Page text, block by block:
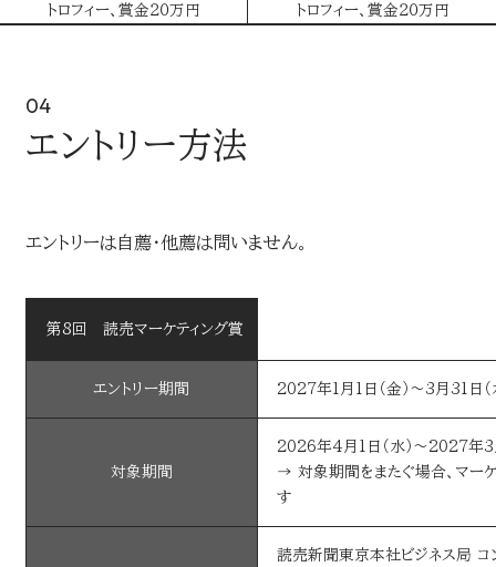
トロフィー、賞金２０万円 トロフィー、賞金２０万円
04
エントリー方法
エントリーは自薦・他薦は問いません。
第8回 読売マーケティング賞
エントリー期間 2027年1月1日（金）～3月31日（
対象期間
2026年4月1日（水）～2027年3
→ 対象期間をまたぐ場合、マー
す
読売新聞東京本社ビジネス局 コ